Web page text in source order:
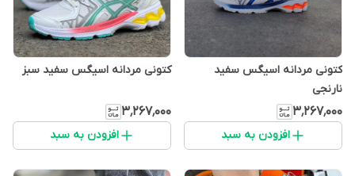
کتونی مردانه اسیگس سفید
نارنجی
۳٬۲۶۷٬۰۰۰
افزودن به سبد
کتونی مردانه اسیگس سفید سبز
۳٬۲۶۷٬۰۰۰
افزودن به سبد